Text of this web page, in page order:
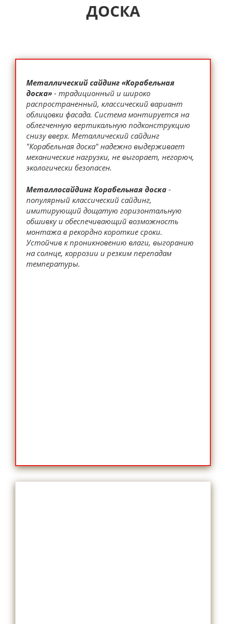
ДОСКА
Металлический сайдинг «Корабельная
доска» - традиционный и широко
распространенный, классический вариант
облицовки фасада. Система монтируется на
облегченную вертикальную подконструкцию
снизу вверх. Металлический сайдинг
"Корабельная доска" надежно выдерживает
механические нагрузки, не выгорает, негорюч,
экологически безопасен.
Металлосайдинг Корабельная доска -
популярный классический сайдинг,
имитирующий дощатую горизонтальную
обшивку и обеспечивающий возможность
монтажа в рекордно короткие сроки.
Устойчив к проникновению влаги, выгоранию
на солнце, коррозии и резким перепадам
температуры.